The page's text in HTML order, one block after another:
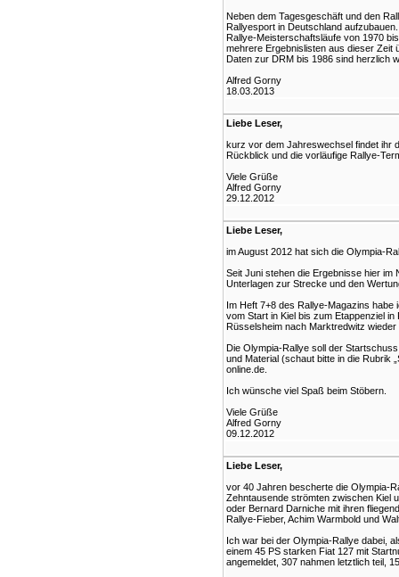
Neben dem Tagesgeschäft und den
Rallyesport in Deutschland
Rallye-Meisterschaftsläufe von 1970
mehrere Ergebnislisten aus dieser Zeit
Daten zur DRM bis 1986 sind herzlich
Alfred Gorny
18.03.2013
Liebe Leser,
kurz vor dem Jahreswechsel findet ihr
Rückblick und die vorläufige Rallye-
Viele Grüße
Alfred Gorny
29.12.2012
Liebe Leser,
im August 2012 hat sich die Olympia-
Seit Juni stehen die Ergebnisse hier im
Unterlagen zur Strecke und den
Im Heft 7+8 des Rallye-Magazins
vom Start in Kiel bis zum Etappenziel
Rüsselsheim nach Marktredwitz wieder
Die Olympia-Rallye soll der
und Material (schaut bitte in die Rubrik
online.de.
Ich wünsche viel Spaß beim Stöbern.
Viele Grüße
Alfred Gorny
09.12.2012
Liebe Leser,
vor 40 Jahren bescherte die Olympia-
Zehntausende strömten zwischen Kiel
oder Bernard Darniche mit ihren
Rallye-Fieber, Achim Warmbold und
Ich war bei der Olympia-Rallye dabei,
einem 45 PS starken Fiat 127 mit
angemeldet, 307 nahmen letztlich teil,